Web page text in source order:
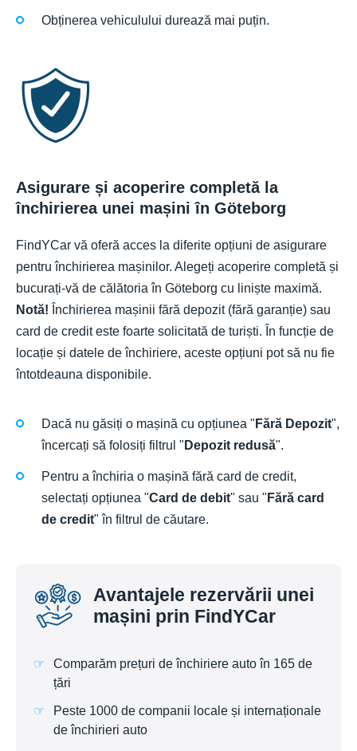
Obținerea vehiculului durează mai puțin.
Asigurare și acoperire completă la
închirierea unei mașini în Göteborg
FindYCar vă oferă acces la diferite opțiuni de asigurare
pentru închirierea mașinilor. Alegeți acoperire completă și
bucurați-vă de călătoria în Göteborg cu liniște maximă.
Notă! Închirierea mașinii fără depozit (fără garanție) sau
card de credit este foarte solicitată de turiști. În funcție de
locație și datele de închiriere, aceste opțiuni pot să nu fie
întotdeauna disponibile.
Dacă nu găsiți o mașină cu opțiunea " Fără Depozit",
încercați să folosiți filtrul " Depozit redusă".
Pentru a închiria o mașină fără card de credit,
selectați opțiunea "Card de debit" sau " Fără card
de credit" în filtrul de căutare.
Avantajele rezervării unei
mașini prin FindYCar
Comparăm prețuri de închiriere auto în 165 de
țări
Peste 1000 de companii locale și internaționale
de închirieri auto